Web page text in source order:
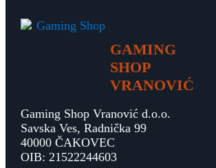
GAMING
SHOP
VRANOVIĆ
Gaming Shop Vranović d.o.o.
Savska Ves, Radnička 99
40000 ČAKOVEC
OIB: 21522244603